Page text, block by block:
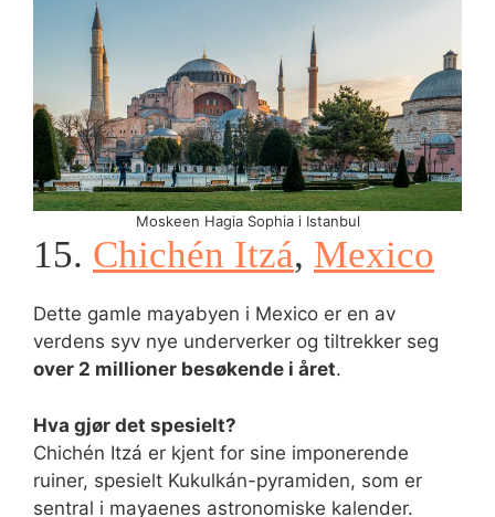
Moskeen Hagia Sophia i Istanbul
15. Chichén Itzá, Mexico
Dette gamle mayabyen i Mexico er en av
verdens syv nye underverker og tiltrekker seg
over 2 millioner besøkende i året.
Hva gjør det spesielt?
Chichén Itzá er kjent for sine imponerende
ruiner, spesielt Kukulkán-pyramiden, som er
sentral i mayaenes astronomiske kalender.